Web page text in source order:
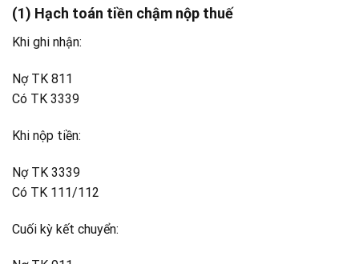
(1) Hạch toán tiền chậm nộp thuế
Khi ghi nhận:
Nợ TK 811
Có TK 3339
Khi nộp tiền:
Nợ TK 3339
Có TK 111/112
Cuối kỳ kết chuyển: